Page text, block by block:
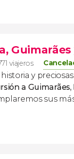
viajeros
y preciosas
a Guimarães,
sus